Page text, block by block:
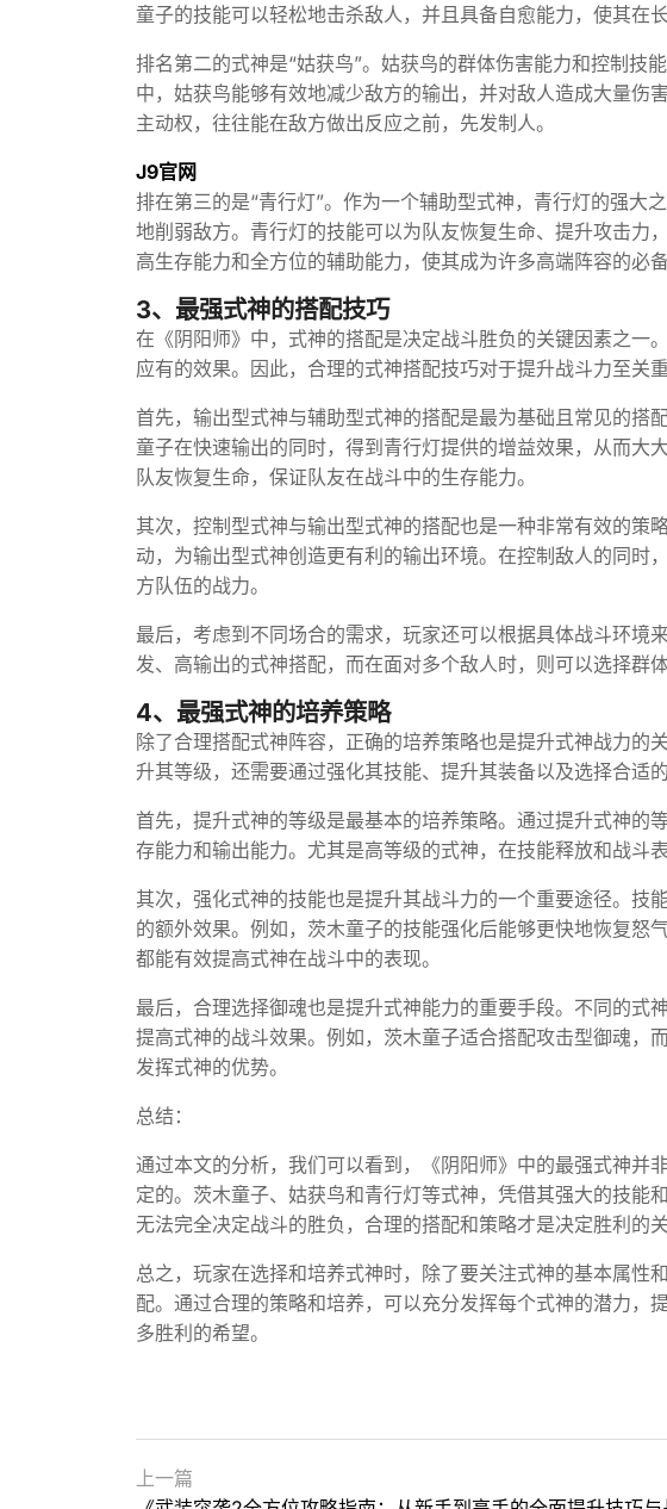
童子的技能可以轻松地击杀敌人，并且具备自愈能力，使其在
排名第二的式神是“姑获鸟”。姑获鸟的群体伤害能力和控制技
中，姑获鸟能够有效地减少敌方的输出，并对敌人造成大量伤
主动权，往往能在敌方做出反应之前，先发制人。
J9官网
排在第三的是“青行灯”。作为一个辅助型式神，青行灯的强大
地削弱敌方。青行灯的技能可以为队友恢复生命、提升攻击力
高生存能力和全方位的辅助能力，使其成为许多高端阵容的必备
3、最强式神的搭配技巧
在《阴阳师》中，式神的搭配是决定战斗胜负的关键因素之一
应有的效果。因此，合理的式神搭配技巧对于提升战斗力至关重
首先，输出型式神与辅助型式神的搭配是最为基础且常见的搭
童子在快速输出的同时，得到青行灯提供的增益效果，从而大
队友恢复生命，保证队友在战斗中的生存能力。
其次，控制型式神与输出型式神的搭配也是一种非常有效的策
动，为输出型式神创造更有利的输出环境。在控制敌人的同时
方队伍的战力。
最后，考虑到不同场合的需求，玩家还可以根据具体战斗环境
发、高输出的式神搭配，而在面对多个敌人时，则可以选择群
4、最强式神的培养策略
除了合理搭配式神阵容，正确的培养策略也是提升式神战力的
升其等级，还需要通过强化其技能、提升其装备以及选择合适
首先，提升式神的等级是最基本的培养策略。通过提升式神的
存能力和输出能力。尤其是高等级的式神，在技能释放和战斗
其次，强化式神的技能也是提升其战斗力的一个重要途径。技
的额外效果。例如，茨木童子的技能强化后能够更快地恢复怒
都能有效提高式神在战斗中的表现。
最后，合理选择御魂也是提升式神能力的重要手段。不同的式
提高式神的战斗效果。例如，茨木童子适合搭配攻击型御魂，
发挥式神的优势。
总结：
通过本文的分析，我们可以看到，《阴阳师》中的最强式神并
定的。茨木童子、姑获鸟和青行灯等式神，凭借其强大的技能
无法完全决定战斗的胜负，合理的搭配和策略才是决定胜利的关
总之，玩家在选择和培养式神时，除了要关注式神的基本属性
配。通过合理的策略和培养，可以充分发挥每个式神的潜力，
多胜利的希望。
上一篇